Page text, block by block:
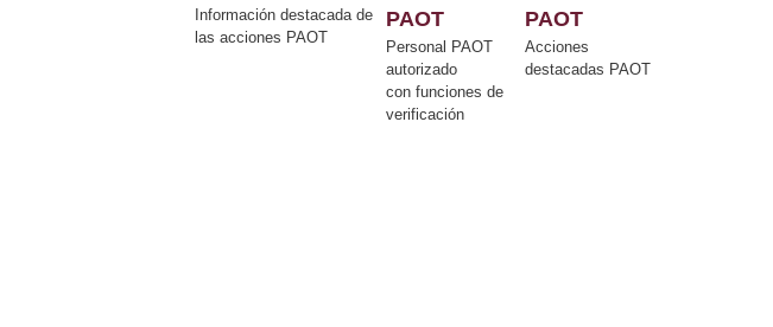
Información destacada de
las acciones PAOT
PAOT
Personal PAOT
autorizado
con funciones de
verificación
PAOT
Acciones
destacadas PAOT